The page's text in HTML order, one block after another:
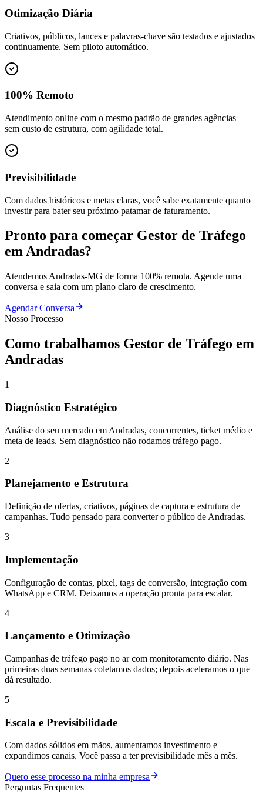
Otimização Diária
Criativos, públicos, lances e palavras-chave são testados e ajustados
continuamente. Sem piloto automático.
100% Remoto
Atendimento online com o mesmo padrão de grandes agências —
sem custo de estrutura, com agilidade total.
Previsibilidade
Com dados históricos e metas claras, você sabe exatamente quanto
investir para bater seu próximo patamar de faturamento.
Pronto para começar Gestor de Tráfego
emAndradas?
Atendemos Andradas-MG de forma 100% remota. Agende uma
conversa e saia com um plano claro de crescimento.
Agendar Conversa
Nosso Processo
Como trabalhamos Gestor de Tráfego em
Andradas
1
Diagnóstico Estratégico
Análise do seu mercado em Andradas, concorrentes, ticket médio e
meta de leads. Sem diagnóstico não rodamos tráfego pago.
2
Planejamento e Estrutura
Definição de ofertas, criativos, páginas de captura e estrutura de
campanhas. Tudo pensado para converter o público de Andradas.
3
Implementação
Configuração de contas, pixel, tags de conversão, integração com
WhatsApp e CRM. Deixamos a operação pronta para escalar.
4
Lançamento e Otimização
Campanhas de tráfego pago no ar com monitoramento diário. Nas
primeiras duas semanas coletamos dados; depois aceleramos o que
dá resultado.
5
Escala e Previsibilidade
Com dados sólidos em mãos, aumentamos investimento e
expandimos canais. Você passa a ter previsibilidade mês a mês.
Quero esse processo na minha empresa
Perguntas Frequentes